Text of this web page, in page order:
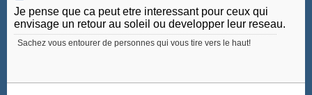
Je pense que ca peut etre interessant pour ceux qui
envisage un retour au soleil ou developper leur reseau.
Sachez vous entourer de personnes qui vous tire vers le haut!